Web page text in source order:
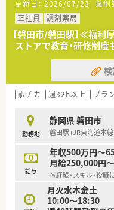
業です。
＼ こんな方にオス
地域に根差してお仕
たい方！
総合職と地域職の2
まだまだ自分は発展
にオススメ◎
研修会など
外部の研修を受け
成長できる環境が準
＼ 店舗情報 ／
・内科クリニックの門
・薬剤師は2名在籍
更新日： 2026/07/23 薬剤
正社員
調剤薬局
【磐田市/磐田駅】≪福
ストアで教育・研修制
駅チカ 週32h以上 ブラ
勤務地
静岡県 磐田市
磐田駅 (JR東海道本
給与
年収500万円～
月給250,000円
※経験・スキル・役職
月火水木金土
10:00～18:30